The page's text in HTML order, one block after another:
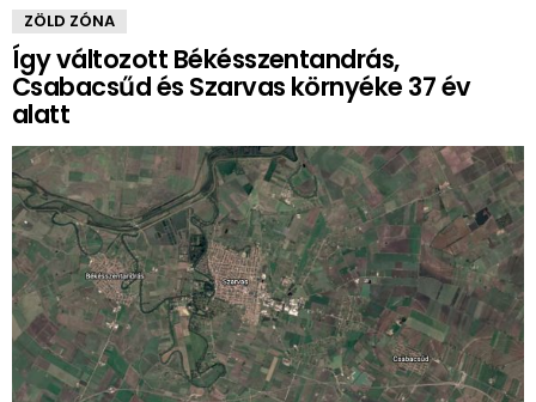
ZÖLD ZÓNA
Így változott Békésszentandrás,
Csabacsűd és Szarvas környéke 37 év
alatt